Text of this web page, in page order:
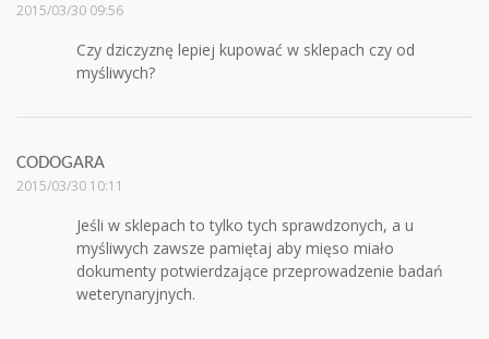
2015/03/30 09:56
Czy dziczyznę lepiej kupować w sklepach czy od
myśliwych?
CODOGARA
2015/03/30 10:11
Jeśli w sklepach to tylko tych sprawdzonych, a u
myśliwych zawsze pamiętaj aby mięso miało
dokumenty potwierdzające przeprowadzenie badań
weterynaryjnych.